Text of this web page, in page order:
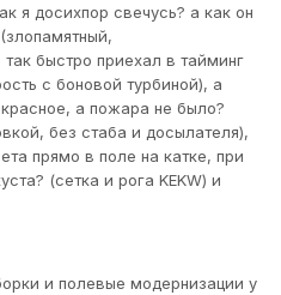
я досихпор свечусь? а как он
быстро приехал в тайминг
с боновой турбиной), а
а пожара не было?
без стаба и досылателя),
прямо в поле на катке, при
(сетка и рога KEKW) и
и полевые модернизации у